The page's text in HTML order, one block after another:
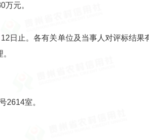
元。
日止。各有关单位及当事人对评标结
2614室。